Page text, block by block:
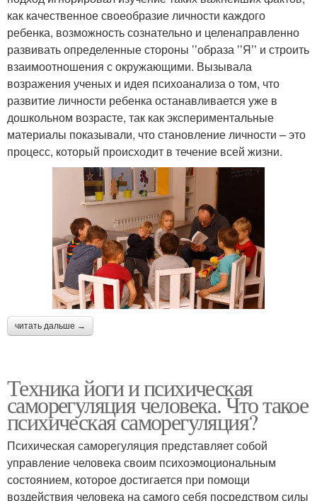
как качественное своеобразие личности каждого
ребенка, возможность сознательно и целенаправленно
развивать определенные стороны ʼʼобраза ʼʼЯʼʼ и строить
взаимоотношения с окружающими. Вызывала
возражения ученых и идея психоанализа о том, что
развитие личности ребенка останавливается уже в
дошкольном возрасте, так как экспериментальные
материалы показывали, что становление личности – это
процесс, который происходит в течение всей жизни.
читать дальше →
Техника йоги и психическая
саморегуляция человека. Что такое
психическая саморегуляция?
Психическая саморегуляция представляет собой
управление человека своим психоэмоциональным
состоянием, которое достигается при помощи
воздействия человека на самого себя посредством силы